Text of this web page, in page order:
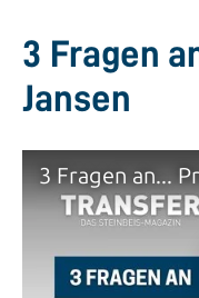
3 Fragen
Jansen